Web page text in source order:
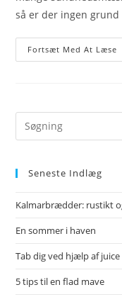
så er der ingen
Fortsæt Med At Læse
Seneste Indlæg
Kalmarbrædder: rustikt
En sommer i haven
Tab dig ved hjælp af juice
5 tips til en flad mave